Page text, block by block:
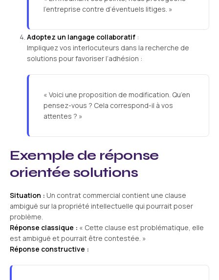
l’entreprise contre d’éventuels litiges. »
Adoptez un langage collaboratif :
Impliquez vos interlocuteurs dans la recherche de
solutions pour favoriser l’adhésion :
« Voici une proposition de modification. Qu’en
pensez-vous ? Cela correspond-il à vos
attentes ? »
Exemple de réponse
orientée solutions
Situation : Un contrat commercial contient une clause
ambiguë sur la propriété intellectuelle qui pourrait poser
problème.
Réponse classique : « Cette clause est problématique, elle
est ambiguë et pourrait être contestée. »
Réponse constructive :